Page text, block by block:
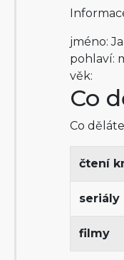
jméno:
pohlaví:
věk:
Co
Co
čtení
seriály
filmy